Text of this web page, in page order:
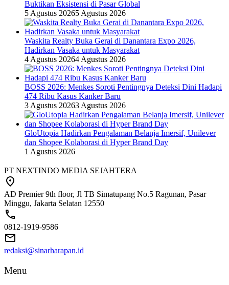
Buktikan Eksistensi di Pasar Global
5 Agustus 20265 Agustus 2026
Waskita Realty Buka Gerai di Danantara Expo 2026,
Hadirkan Vasaka untuk Masyarakat
4 Agustus 20264 Agustus 2026
BOSS 2026: Menkes Soroti Pentingnya Deteksi Dini Hadapi
474 Ribu Kasus Kanker Baru
3 Agustus 20263 Agustus 2026
GloUtopia Hadirkan Pengalaman Belanja Imersif, Unilever
dan Shopee Kolaborasi di Hyper Brand Day
1 Agustus 2026
PT NEXTINDO MEDIA SEJAHTERA
AD Premier 9th floor, Jl TB Simatupang No.5 Ragunan, Pasar
Minggu, Jakarta Selatan 12550
0812-1919-9586
redaksi@sinarharapan.id
Menu